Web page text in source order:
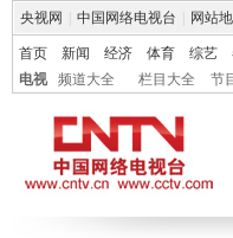
央视网 中国网络电视台 网站
首页 新闻 经济 体育 综艺
电视
频道大全 栏目大全 节